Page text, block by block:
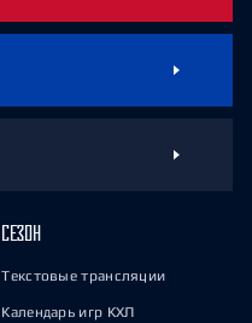
СЕЗОН
Текстовые трансляции
Календарь игр КХЛ